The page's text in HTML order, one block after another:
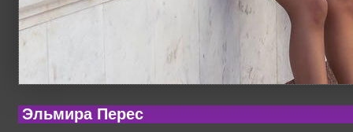
Эльмира Перес